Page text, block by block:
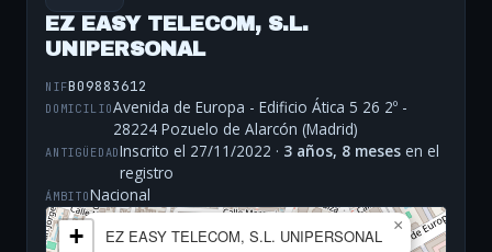
EZ EASY TELECOM, S.L.
UNIPERSONAL
NIFB09883612
DOMICILIOAvenida de Europa - Edificio Ática 5 26 2º -
28224 Pozuelo de Alarcón (Madrid)
ANTIGÜEDADInscrito el 27/11/2022 · 3 años, 8 meses en el
registro
ÁMBITONacional
EZ EASY TELECOM, S.L. UNIPERSONAL
×
+